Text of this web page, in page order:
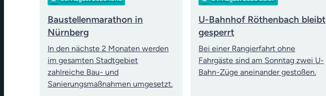
Baustellenmarathon in
Nürnberg
In den nächste 2 Monaten werden
im gesamten Stadtgebiet
zahlreiche Bau- und
Sanierungsmaßnahmen umgesetzt.
U-Bahnhof Röthenbach bleibt
gesperrt
Bei einer Rangierfahrt ohne
Fahrgäste sind am Sonntag zwei U-
Bahn-Züge aneinander gestoßen.